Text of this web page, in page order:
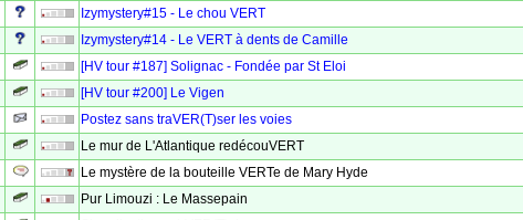
Izymystery#15 - Le chou VERT
Izymystery#14 - Le VERT à dents de Camille
[HV tour #187] Solignac - Fondée par St Eloi
[HV tour #200] Le Vigen
Postez sans traVER(T)ser les voies
Le mur de L'Atlantique redécouVERT
Le mystère de la bouteille VERTe de Mary Hyde
Pur Limouzi : Le Massepain